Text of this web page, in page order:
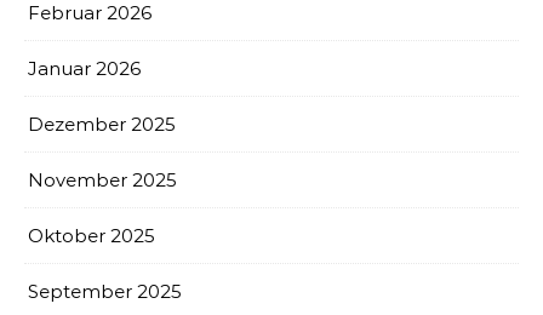
Februar 2026
Januar 2026
Dezember 2025
November 2025
Oktober 2025
September 2025